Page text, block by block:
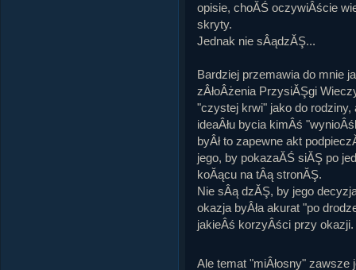
opisie, choĂŚ oczywiÂście
skryty.
Jednak nie sÂądzĂŞ...
Bardziej przemawia do mnie
zÂłoÂżenia PrzysiĂŞgi
"czystej krwi" jako do
ideaÂłu bycia kimÂś
byÂł to zapewne akt
jego, by pokazaĂŚ siĂŞ po
koĂącu na tÂą stronĂŞ.
Nie sÂą dzĂŞ, by jego
okazja byÂła akurat "po
jakieÂś korzyÂści przy okazji.
Ale temat "miÂłosny"